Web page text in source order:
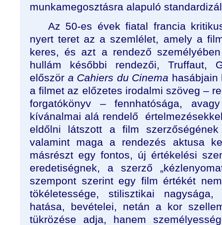
munkamegosztásra alapuló
Az 50-es évek fiatal francia
nyert teret az a szemlélet, amely a
keres, és azt a rendező
hullám későbbi rendezői, Truffaut,
először a Cahiers du Cinema hasábjain
a filmet az előzetes irodalmi szöveg –
forgatókönyv – fennhatósága,
kívánalmai alá rendelő
eldőlni látszott a film
valamint maga a rendezés aktusa
másrészt egy fontos, új értékelési
eredetiségnek, a szerző
szempont szerint egy film értékét
tökéletessége, stilisztikai
hatása, bevételei, netán a kor
tükrözése adja, hanem